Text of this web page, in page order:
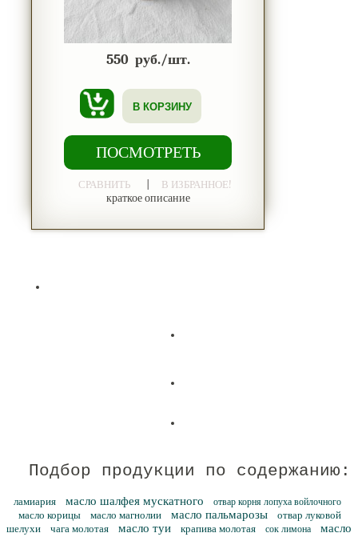
550 руб./шт.
В КОРЗИНУ
ПОСМОТРЕТЬ
СРАВНИТЬ В ИЗБРАННОЕ!
краткое описание
Подбор продукции по содержанию:
ламиария масло шалфея мускатного отвар корня лопуха войлочного
масло корицы масло магнолии масло пальмарозы
отвар луковой
шелухи
чага молотая масло туи крапива молотая сок лимона масло